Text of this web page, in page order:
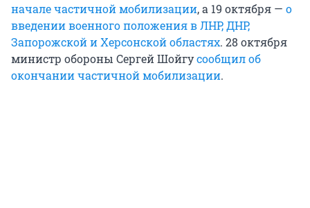
начале частичной мобилизации, а 19 октября — о
введении военного положения в ЛНР, ДНР,
Запорожской и Херсонской областях. 28 октября
министр обороны Сергей Шойгусообщил об
окончании частичной мобилизации.